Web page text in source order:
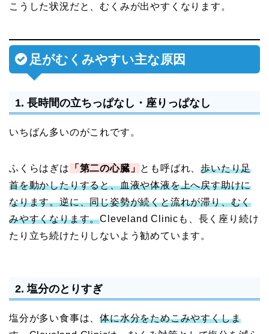
こうした状況だと、むくみが出やすくなります。
足がむくみやすい主な原因
1. 長時間の立ちっぱなし・座りっぱなし
いちばん多いのがこれです。
ふくらはぎは 「第二の心臓」 とも呼ばれ、歩いたり足
首を動かしたりすると、血液や体液を上へ戻す助けに
なります。逆に、同じ姿勢が続くと流れが滞り、むく
みやすくなります。Cleveland Clinicも、長く座り続け
たり立ち続けたりしないよう勧めています。
2. 塩分のとりすぎ
塩分が多い食事は、体に水分をためこみやすくしま